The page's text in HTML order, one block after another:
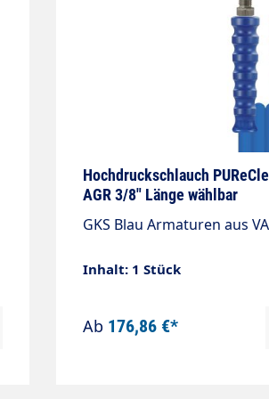
handelsüblichen
glatter Decke
unbedenklichen
1935/2004/EG. Besonders
Lebensmittelindustrie.
Hochdruckschlauch
AGR 3/8" Länge wählbar
GKS Blau Armaturen aus VA
Inhalt: 1 Stück
Ab 176,86 €*